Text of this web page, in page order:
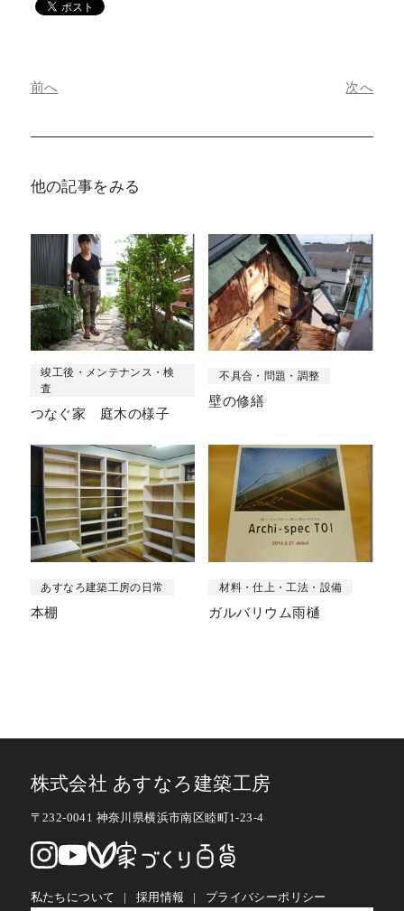
前へ 次へ
他の記事をみる
竣工後・メンテナンス・検
査
つなぐ家 庭木の様子
不具合・問題・調整
壁の修繕
あすなろ建築工房の日常
本棚
材料・仕上・工法・設備
ガルバリウム雨樋
株式会社 あすなろ建築工房
〒232-0041 神奈川県横浜市南区睦町1-23-4
私たちについて 採用情報 プライバシーポリシー